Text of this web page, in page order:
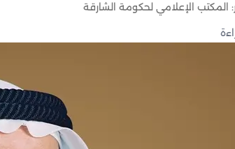
المكتب الإعلامي لحكومة الشارقة